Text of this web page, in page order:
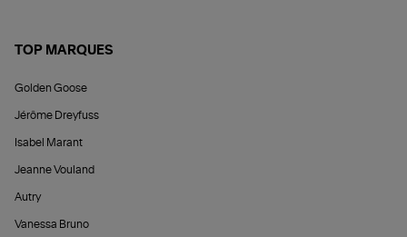
TOP MARQUES
Golden Goose
Jérôme Dreyfuss
Isabel Marant
Jeanne Vouland
Autry
Vanessa Bruno